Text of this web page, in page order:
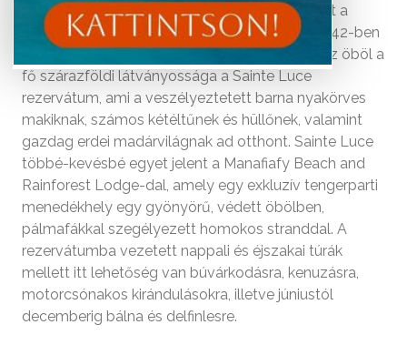
legeldugottabb partszakasz a szigeten. Itt volt a
sziget legkorábbi francia települése, amikor 1642-ben
rövid életű kereskedelmi állomás létesült itt. Az öböl a
fő szárazföldi látványossága a Sainte Luce
rezervátum, ami a veszélyeztetett barna nyakörves
makiknak, számos kétéltűnek és hüllőnek, valamint
gazdag erdei madárvilágnak ad otthont. Sainte Luce
többé-kevésbé egyet jelent a Manafiafy Beach and
Rainforest Lodge-dal, amely egy exkluzív tengerparti
menedékhely egy gyönyörű, védett öbölben,
pálmafákkal szegélyezett homokos stranddal. A
rezervátumba vezetett nappali és éjszakai túrák
mellett itt lehetőség van búvárkodásra, kenuzásra,
motorcsónakos kirándulásokra, illetve júniustól
decemberig bálna és delfinlesre.